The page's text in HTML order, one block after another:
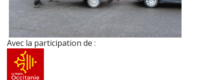
Avec la participation de :